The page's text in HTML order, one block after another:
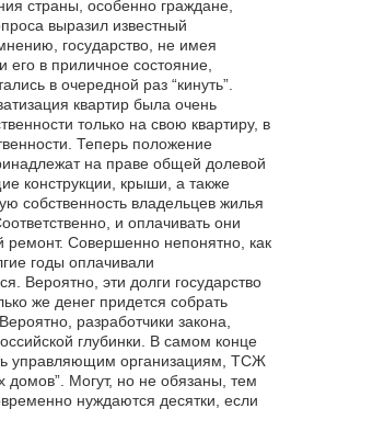
страны, особенно граждане,
выразил известный
государство, не имея
его в приличное состояние,
в очередной раз “кинуть”.
квартир была очень
только на свою квартиру, в
Теперь положение
на праве общей долевой
конструкции, крыши, а также
собственность владельцев жилья
и оплачивать они
ремонт. Совершенно непонятно, как
годы оплачивали
Вероятно, эти долги государство
же денег придется собрать
разработчики закона,
глубинки. В самом конце
управляющим организациям, ТСЖ
Могут, но не обязаны, тем
нуждаются десятки, если